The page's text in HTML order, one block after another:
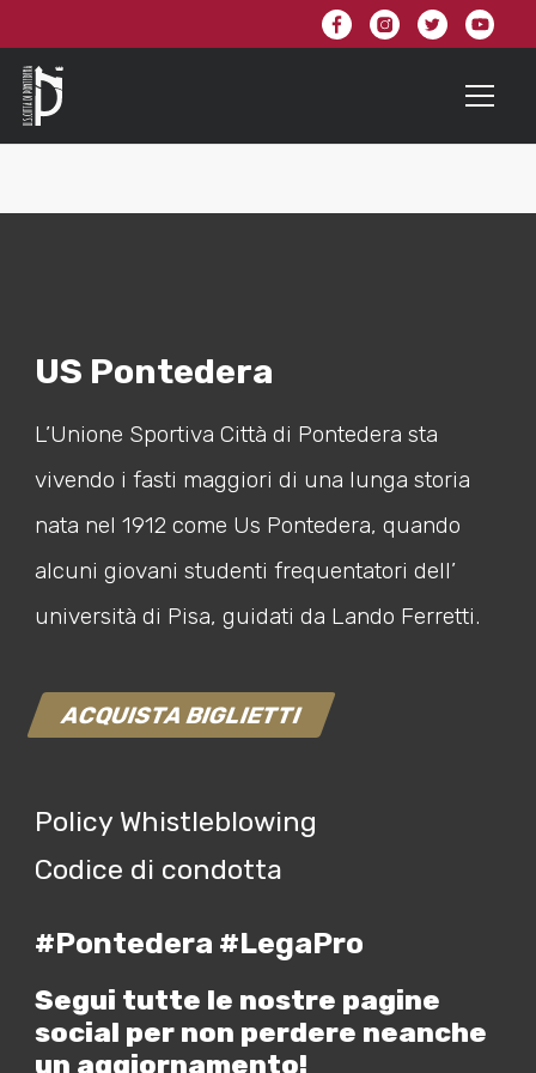
US Pontedera
L’Unione Sportiva Città di Pontedera sta
vivendo i fasti maggiori di una lunga storia
nata nel 1912 come Us Pontedera, quando
alcuni giovani studenti frequentatori dell’
università di Pisa, guidati da Lando Ferretti.
ACQUISTA BIGLIETTI
Policy Whistleblowing
Codice di condotta
#Pontedera #LegaPro
Segui tutte le nostre pagine
social per non perdere neanche
un aggiornamento!